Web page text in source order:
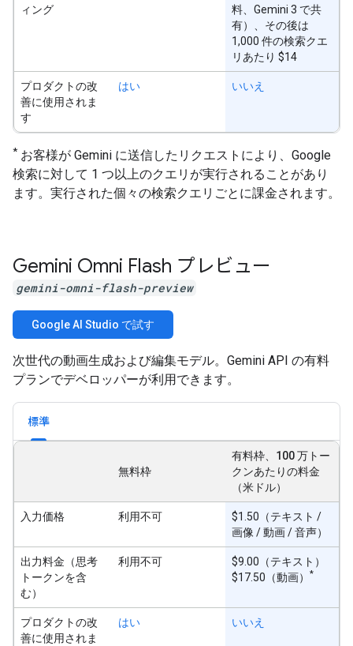
ィング
料、Gemini 3 で共
有）、その後は
1,000 件の検索クエ
リあたり $14
プロダクトの改
善に使用されま
す
はい いいえ
* お客様が Gemini に送信したリクエストにより、Google
検索に対して 1 つ以上のクエリが実行されることがあり
ます。実行された個々の検索クエリごとに課金されます。
Gemini Omni Flash プレビュー
gemini-omni-flash-preview
Google AI Studio で試す
次世代の動画生成および編集モデル。Gemini API の有料
プランでデベロッパーが利用できます。
標準
無料枠
有料枠、100 万トー
クンあたりの料金
（米ドル）
入力価格 利用不可
$1.50（テキスト /
画像 / 動画 / 音声）
出力料金（思考
トークンを含
む）
利用不可
$9.00（テキスト）
$17.50（動画） *
プロダクトの改
善に使用されま
はい いいえ